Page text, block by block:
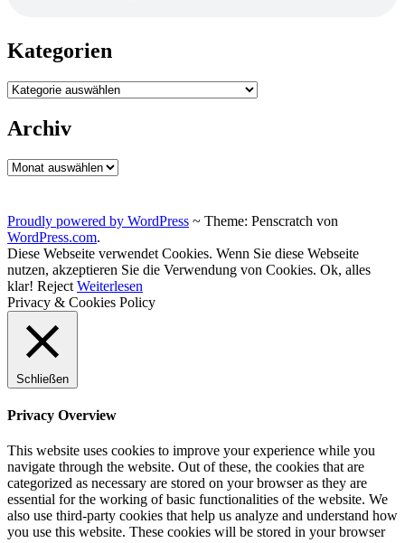
Kategorien
Kategorien
Archiv
Archiv
Proudly powered by WordPress ~ Theme: Penscratch von
WordPress.com.
Diese Webseite verwendet Cookies. Wenn Sie diese Webseite
nutzen, akzeptieren Sie die Verwendung von Cookies. Ok, alles
klar! Reject Weiterlesen
Privacy & Cookies Policy
Schließen
Privacy Overview
This website uses cookies to improve your experience while you
navigate through the website. Out of these, the cookies that are
categorized as necessary are stored on your browser as they are
essential for the working of basic functionalities of the website. We
also use third-party cookies that help us analyze and understand how
you use this website. These cookies will be stored in your browser